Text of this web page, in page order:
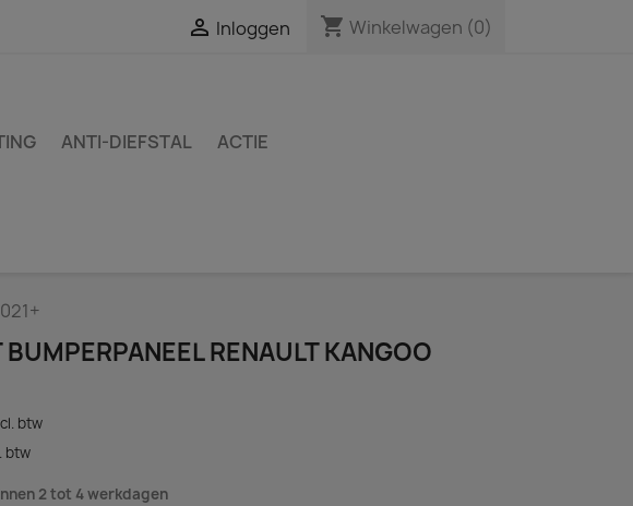
 Inloggen shopping_cart Winkelwagen (0)
ANTI-DIEFSTAL ACTIE
BUMPERPANEEL RENAULT KANGOO
btw
btw
2 tot 4 werkdagen